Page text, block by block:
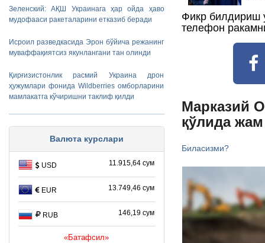
Зеленский: АҚШ Украинага ҳар ойда ҳаво
мудофааси ракеталарини етказиб беради
Исроил разведкасида Эрон бўйича режанинг
муваффақиятсиз якунлангани тан олинди
Қирғизистонлик расмий Украина дрон
ҳужумлари фонида Wildberries омборларини
мамлакатга кўчиришни таклиф қилди
Валюта курслари
USD 11.915,64 сум
EUR 13.749,46 сум
RUB 146,19 сум
«Батафсил»
Фикр билдириш
телефон
Марказий
қўлида
Биласизми?